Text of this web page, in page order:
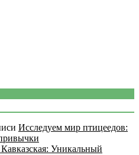
Исследуем мир птицеедов:
Уникальный